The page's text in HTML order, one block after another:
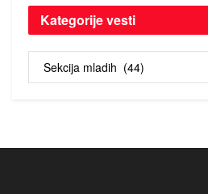
Kategorije vesti
vesti